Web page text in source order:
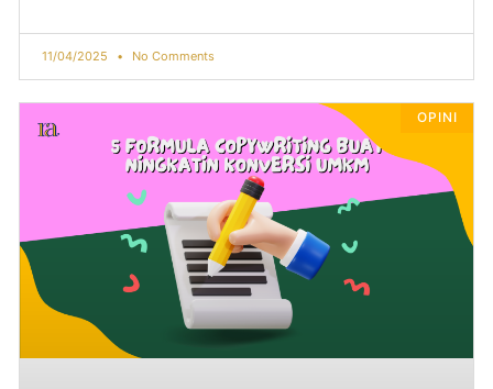
11/04/2025 No Comments
OPINI